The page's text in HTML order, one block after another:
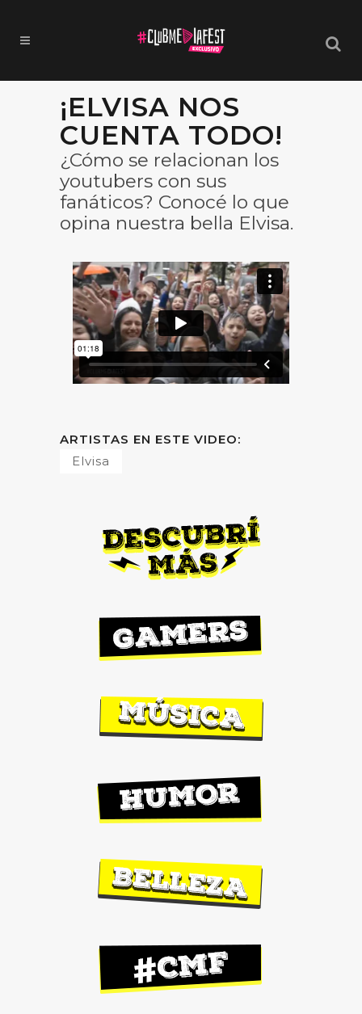
¡ELVISA NOS
CUENTA TODO!
¿Cómo se relacionan los
youtubers con sus
fanáticos? Conocé lo que
opina nuestra bella Elvisa.
ARTISTAS EN ESTE VIDEO:
Elvisa